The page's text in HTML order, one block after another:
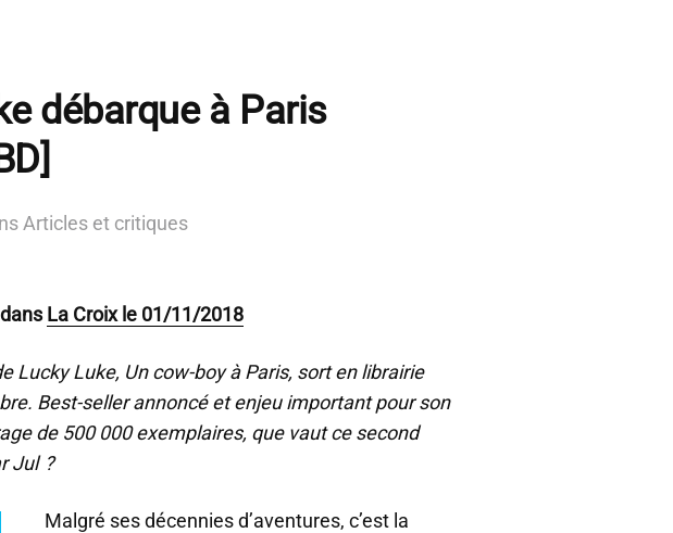
débarque à Paris
Articles et critiques
La Croix le 01/11/2018
Lucky Luke, Un cow-boy à Paris, sort en librairie
Best-seller annoncé et enjeu important pour son
de 500 000 exemplaires, que vaut ce second
Jul ?
Malgré ses décennies d’aventures, c’est la